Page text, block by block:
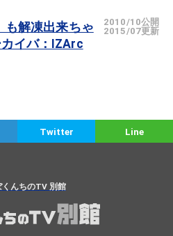
2010/10公開
2015/07更新
も解凍出来ちゃ
イバ：IZArc
Twitter Line
くんちのTV 別館